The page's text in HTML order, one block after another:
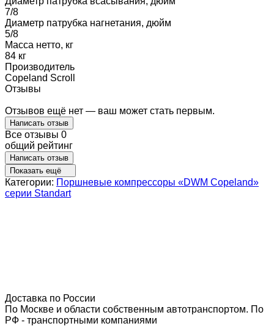
7/8
Диаметр патрубка нагнетания, дюйм
5/8
Масса нетто, кг
84 кг
Производитель
Copeland Scroll
Отзывы
Отзывов ещё нет — ваш может стать первым.
Написать отзыв
Все отзывы 0
общий рейтинг
Написать отзыв
Показать ещё
Категории: Поршневые компрессоры «DWM Copeland»
серии Standart
Доставка по России
По Москве и области собственным автотранспортом. По
РФ - транспортными компаниями